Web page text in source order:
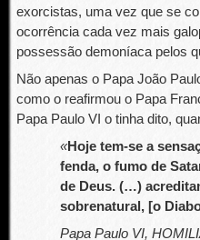
exorcistas, uma vez que se
ocorrência cada vez mais
possessão demoníaca pelos
Não apenas o Papa João
como o reafirmou o Papa
Papa Paulo VI o tinha dito,
«Hoje tem-se a
fenda, o fumo de
de Deus. (…)
sobrenatural, [o
Papa Paulo VI,